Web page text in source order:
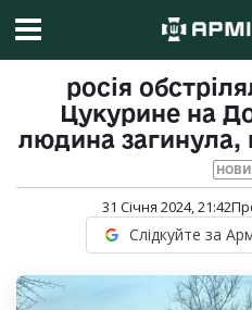
росія
Цукурине на
людина загинула,
31 Січня 2024, 21:42
Слідкуйте за